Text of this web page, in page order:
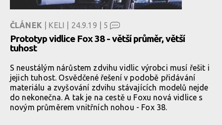
ČLÁNEK | KELI | 24.9.19 | 5
Prototyp vidlice Fox 38 - větší průměr, větší
tuhost
S neustálým nárůstem zdvihu vidlic výrobci musí řešit i
jejich tuhost. Osvědčené řešení v podobě přidávání
materiálu a zvyšování zdvihu stávajících modelů nejde
do nekonečna. A tak je na cestě u Foxu nová vidlice s
novým průměrem vnitřních nohou - Fox 38.